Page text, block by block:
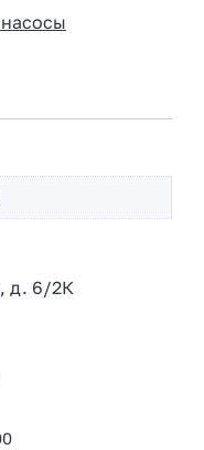
д. 6/2К